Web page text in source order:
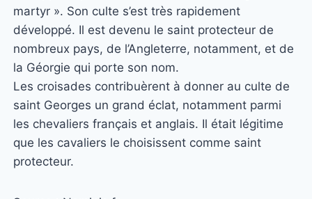
martyr ». Son culte s’est très rapidement
développé. Il est devenu le saint protecteur de
nombreux pays, de l’Angleterre, notamment, et de
la Géorgie qui porte son nom.
Les croisades contribuèrent à donner au culte de
saint Georges un grand éclat, notamment parmi
les chevaliers français et anglais. Il était légitime
que les cavaliers le choisissent comme saint
protecteur.